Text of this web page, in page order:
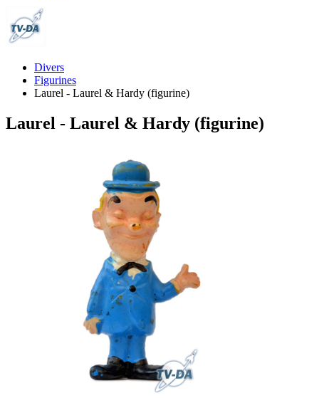
Divers
Figurines
Laurel - Laurel & Hardy (figurine)
Laurel - Laurel & Hardy (figurine)